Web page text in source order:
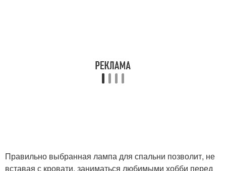
Правильно выбранная лампа для спальни позволит, не
вставая с кровати, заниматься любимыми хобби перед